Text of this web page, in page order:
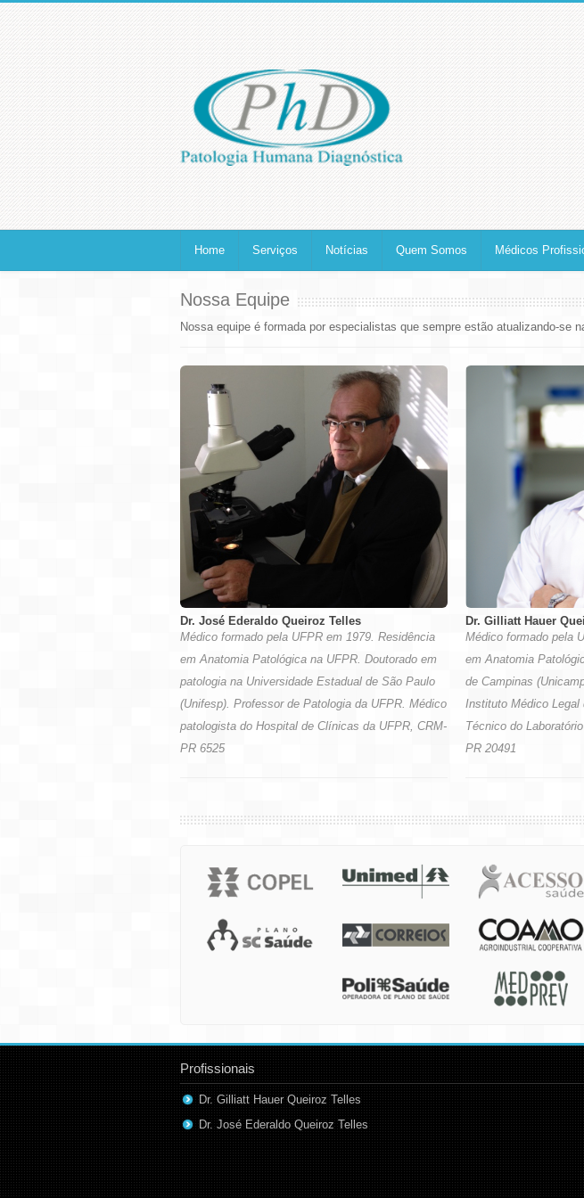
Home Serviços Notícias Quem Somos Médicos
Nossa Equipe
Nossa equipe é formada por especialistas que sempre estão atualizando-se
Dr. José Ederaldo Queiroz Telles
Médico formado pela UFPR em 1979. Residência
em Anatomia Patológica na UFPR. Doutorado em
patologia na Universidade Estadual de São Paulo
(Unifesp). Professor de Patologia da UFPR. Médico
patologista do Hospital de Clínicas da UFPR, CRM-
PR 6525
Dr. Gilliatt Hauer
Médico formado pela
em Anatomia
de Campinas
Instituto Médico Legal
Técnico do
PR 20491
Profissionais
Dr. Gilliatt Hauer Queiroz Telles
Dr. José Ederaldo Queiroz Telles